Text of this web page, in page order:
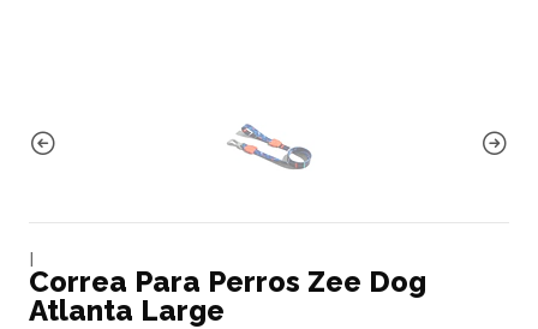
Correa Para Perros Zee Dog
Atlanta Large